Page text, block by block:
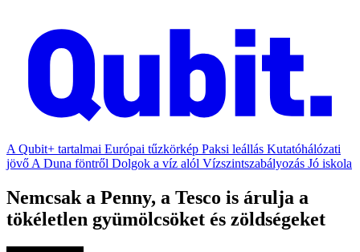
A Qubit+ tartalmai Európai tűzkörkép Paksi leállás Kutatóhálózati
jövő A Duna föntről Dolgok a víz alól Vízszintszabályozás Jó iskola
Nemcsak a Penny, a Tesco is árulja a
tökéletlen gyümölcsöket és zöldségeket